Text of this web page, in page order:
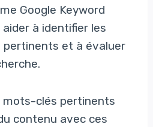
Google Keyword
à identifier les
pertinents et à évaluer
mots-clés pertinents
contenu avec ces